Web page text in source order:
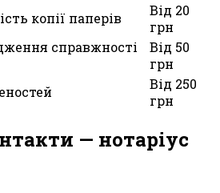
копії паперів
Від 20
грн
справжності
Від 50
грн
Від 250
грн
— нотаріус